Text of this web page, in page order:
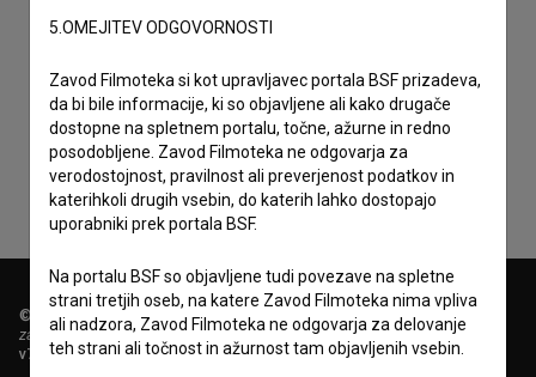
Sprejemamsplošne pogojein dajemsoglasjeza
zbiranje, hrambo in obdelavo osebnih podatkov.
© 2018-2026, Filmoteka,
zavod za širjenje filmske kulture
v7.151.0
5.OMEJITEV ODGOVORNOSTI
Zavod Filmoteka si kot upravljavec portala BSF prizadeva,
da bi bile informacije, ki so objavljene ali kako drugače
dostopne na spletnem portalu, točne, ažurne in redno
posodobljene. Zavod Filmoteka ne odgovarja za
verodostojnost, pravilnost ali preverjenost podatkov in
katerihkoli drugih vsebin, do katerih lahko dostopajo
uporabniki prek portala BSF.
Na portalu BSF so objavljene tudi povezave na spletne
strani tretjih oseb, na katere Zavod Filmoteka nima vpliva
ali nadzora, Zavod Filmoteka ne odgovarja za delovanje
teh strani ali točnost in ažurnost tam objavljenih vsebin.